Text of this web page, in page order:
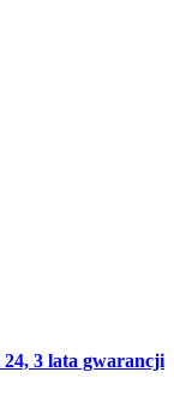
3 lata gwarancji